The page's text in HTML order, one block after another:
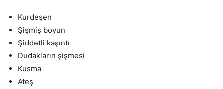
Kurdeşen
Şişmiş boyun
Şiddetli kaşıntı
Dudakların şişmesi
Kusma
Ateş